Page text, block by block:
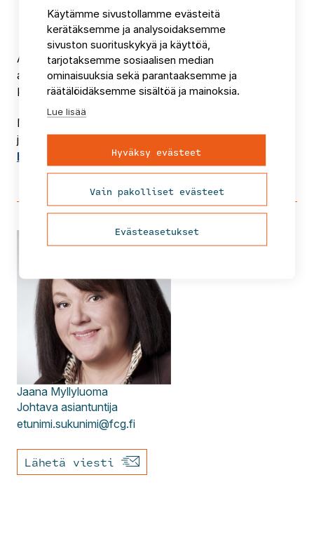
sen jälkeen varsinaisen hankesuunnitelman ja
rahoitushakemuksen työstäminen
Asiantuntija-apua on saatavilla idean jäsentelyyn
aina hakemukseksi asti. Ota yhteyttä, niin
keskustellaan lisää!
Myllyluoman ja Medkovan aiempi kirjoitus on
julkaistu LAB-ammattikorkeakoulunLAB Focus -
blogissa 6.8.2021.
Jaana Myllyluoma
Johtava asiantuntija
etunimi.sukunimi@fcg.fi
Lähetä viesti
Käytämme sivustollamme evästeitä
kerätäksemme ja analysoidaksemme
sivuston suorituskykyä ja käyttöä,
tarjotaksemme sosiaalisen median
ominaisuuksia sekä parantaaksemme ja
räätälöidäksemme sisältöä ja mainoksia.
Lue lisää
Hyväksy evästeet
Vain pakolliset evästeet
Evästeasetukset